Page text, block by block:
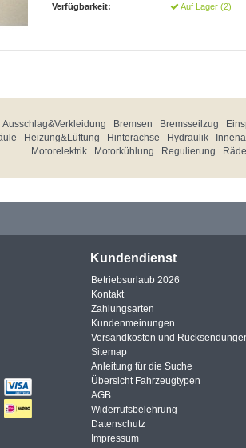
Verfügbarkeit: Auf Lager (2)
Ausschlag&Verkleidung Bremsen Bremsseilzug
Heizung&Lüftung Hinterachse Hydraulik
Motorelektrik
Motorkühlung Regulierung
Kundendienst
Betriebsurlaub 2026
Kontakt
Zahlungsarten
Kundenmeinungen
Versandkosten und
Sitemap
Anleitung für die Suche
Übersicht Fahrzeugtypen
AGB
Widerrufsbelehrung
Datenschutz
Impressum